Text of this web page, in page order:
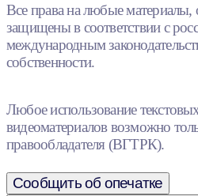
Все права на любые материалы,
защищены в соответствии с
международным
собственности.
Любое использование
видеоматериалов возможно
правообладателя (ВГТРК).
Сообщить об опечатке